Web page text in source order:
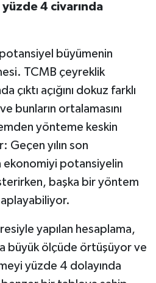
4 civarında
potansiyel büyümenin
TCMB çeyreklik
çıktı açığını dokuz farklı
bunların ortalamasını
yönteme keskin
yılın son
potansiyelin
başka bir yöntem
yapılan hesaplama,
büyük ölçüde örtüşüyor ve
yüzde 4 dolayında